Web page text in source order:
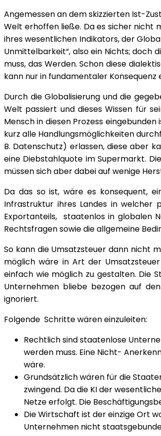
Angemessen an dem skizzierten Ist-
Welt erhoffen ließe. Da es sicher nicht
ihres wesentlichen Indikators, der
Unmittelbarkeit“, also ein Nichts; doch
muss, das Werden. Schon diese
kann nur in fundamentaler Konsequenz
Durch die Globalisierung und die
Welt passiert und dieses Wissen für
Mensch in diesen Prozess
kurz alle Handlungsmöglichkeiten
B. Datenschutz) erlassen, diese aber
eine Diebstahlquote im Supermarkt.
müssen sich aber dabei auf wenige
Da das so ist, wäre es konsequent,
Infrastruktur ihres Landes in welcher
Exportanteils, staatenlos in globalen
Rechtsfragen sowie die allgemeine
So kann die Umsatzsteuer dann nicht
möglich wäre in Art der
einfach wie möglich zu gestalten. Die
Unternehmen bliebe bezogen auf
ignoriert.
Folgende Schritte wären einzuleiten:
Rechtlich sind staatenlose
werden muss. Eine Nicht-
wäre.
Grundsätzlich wären für die
zwingend. Da die KI der
Netze erfolgt. Die
Die Wirtschaft ist der einzige Ort
Unternehmen nicht